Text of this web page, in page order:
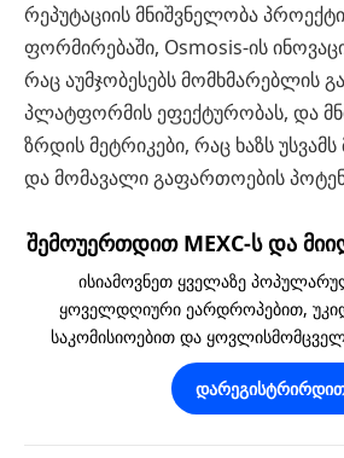
რეპუტაციის მნიშვნელობა
ფორმირებაში, Osmosis-ის
რაც აუმჯობესებს მომხმარებლის
პლატფორმის ეფექტურობას, და
ზრდის მეტრიკები, რაც ხაზს უსვამს
და მომავალი გაფართოების
შემოუერთდით MEXC-ს და
ისიამოვნეთ ყველაზე
ყოველდღიური ეარდროპებით,
საკომისიოებით და